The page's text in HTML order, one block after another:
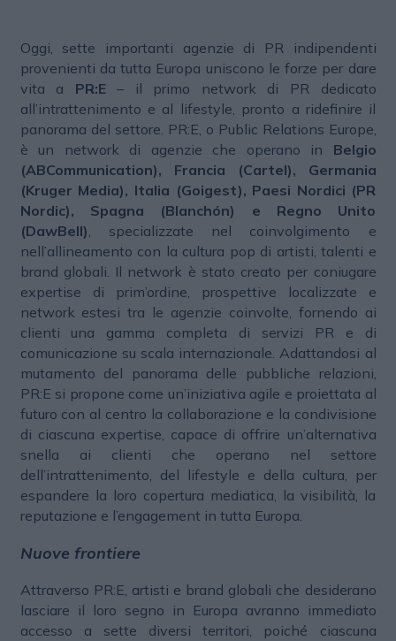
Oggi, sette importanti agenzie di PR indipendenti
provenienti da tutta Europa uniscono le forze per dare
vita a PR:E– il primo network di PR dedicato
all’intrattenimento e al lifestyle, pronto a ridefinire il
panorama del settore. PR:E, o Public Relations Europe,
è un network di agenzie che operano in Belgio
(ABCommunication), Francia (Cartel), Germania
(Kruger Media), Italia (Goigest), Paesi Nordici (PR
Nordic), Spagna (Blanchón) e Regno Unito
(DawBell), specializzate nel coinvolgimento e
nell’allineamento con la cultura pop di artisti, talenti e
brand globali. Il network è stato creato per coniugare
expertise di prim’ordine, prospettive localizzate e
network estesi tra le agenzie coinvolte, fornendo ai
clienti una gamma completa di servizi PR e di
comunicazione su scala internazionale. Adattandosi al
mutamento del panorama delle pubbliche relazioni,
PR:E si propone come un’iniziativa agile e proiettata al
futuro con al centro la collaborazione e la condivisione
di ciascuna expertise, capace di offrire un’alternativa
snella ai clienti che operano nel settore
dell’intrattenimento, del lifestyle e della cultura, per
espandere la loro copertura mediatica, la visibilità, la
reputazione e l’engagement in tutta Europa.
Nuove frontiere
Attraverso PR:E, artisti e brand globali che desiderano
lasciare il loro segno in Europa avranno immediato
accesso a sette diversi territori, poiché ciascuna